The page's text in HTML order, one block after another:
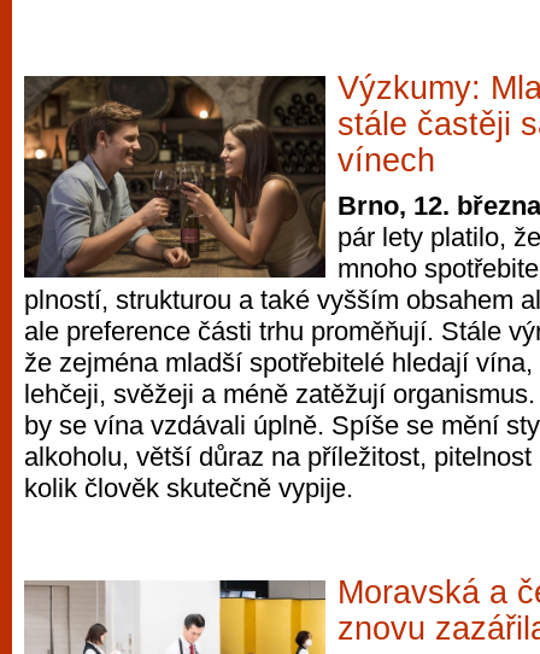
Výzkumy:
stále častěji
vínech
Brno, 12.
pár lety platilo,
mnoho
plností, strukturou a také vyšším obsahem
ale preference části trhu proměňují. Stále
že zejména mladší spotřebitelé hledají
lehčeji, svěžeji a méně zatěžují
by se vína vzdávali úplně. Spíše se mění
alkoholu, větší důraz na příležitost,
kolik člověk skutečně vypije.
Moravská a
znovu